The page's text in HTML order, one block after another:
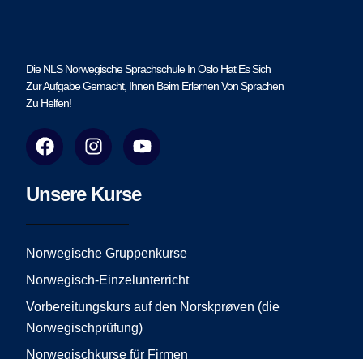
Die NLS Norwegische Sprachschule In Oslo Hat Es Sich
Zur Aufgabe Gemacht, Ihnen Beim Erlernen Von Sprachen
Zu Helfen!
F
a
e
o
o
I
n
t
g
r
m
Y
o
t
e
Unsere Kurse
Norwegische Gruppenkurse
Norwegisch-Einzelunterricht
Vorbereitungskurs auf den Norskprøven (die
Norwegischprüfung)
Norwegischkurse für Firmen